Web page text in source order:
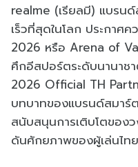
realme (เรียลมี) แบรน
เร็วที่สุดในโลก ประกาศ
2026 หรือ Arena of
ศึกอีสปอร์ตระดับนานาช
2026 Official TH
บทบาทของแบรนด์สมาร์
สนับสนุนการเติบโตของ
ดันศักยภาพของผู้เล่นไท